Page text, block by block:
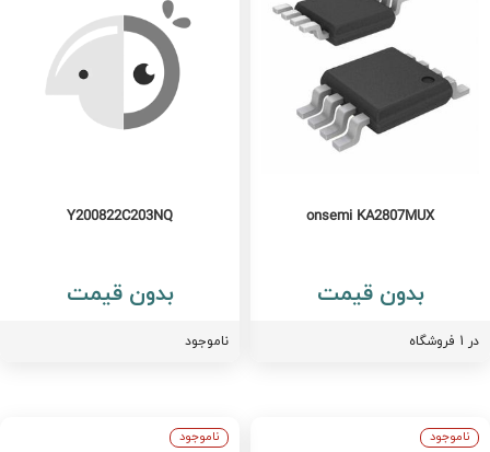
onsemi KA2807MUX
بدون قیمت
Y200822C203NQ
بدون قیمت
ناموجود
ناموجود ناموجود